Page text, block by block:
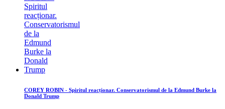
COREY ROBIN - Spiritul reacționar. Conservatorismul de la Edmund Burke la
Donald Trump